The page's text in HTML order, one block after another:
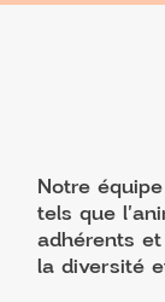
Notre
tels que
adhérents
la diversité